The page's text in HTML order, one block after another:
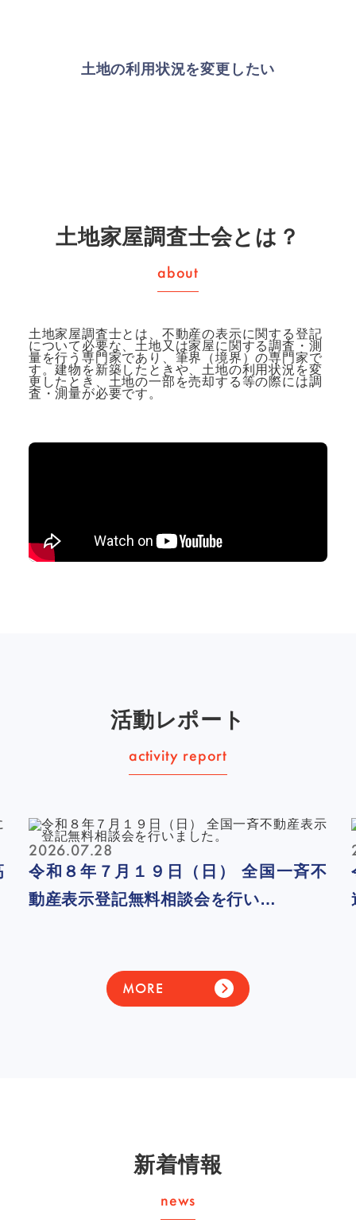
土地の利用状況を変更したい
土地家屋調査士会とは？
土地家屋調査士とは、不動産の表示に関する登記
について必要な、土地又は家屋に関する調査・測
量を行う専門家であり、筆界（境界）の専門家で
す。建物を新築したときや、土地の利用状況を変
更したとき、土地の一部を売却する等の際には調
査・測量が必要です。
活動レポート
2026.07.28
令和８年７月１９日（日） 全国一斉不
動産表示登記無料相談会を行い…
MORE
新着情報